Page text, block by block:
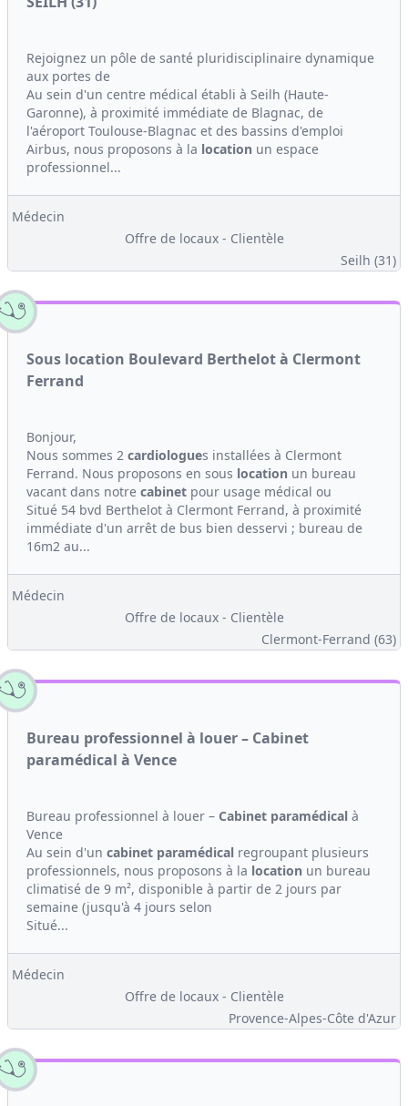
Rejoignez un pôle de santé pluridisciplinaire dynamique
aux portes de
Au sein d'un centre médical établi à Seilh (Haute-
Garonne), à proximité immédiate de Blagnac, de
l'aéroport Toulouse-Blagnac et des bassins d'emploi
Airbus, nous proposons à la location un espace
professionnel...
Médecin
Offre de locaux - Clientèle
Seilh (31)
Sous location Boulevard Berthelot à Clermont
Ferrand
Bonjour,
Nous sommes 2 cardiologues installées à Clermont
Ferrand. Nous proposons en sous location un bureau
vacant dans notre cabinet pour usage médical ou
Situé 54 bvd Berthelot à Clermont Ferrand, à proximité
immédiate d'un arrêt de bus bien desservi ; bureau de
16m2 au...
Médecin
Offre de locaux - Clientèle
Clermont-Ferrand (63)
Bureau professionnel à louer – Cabinet
paramédical à Vence
Bureau professionnel à louer – Cabinet paramédical à
Vence
Au sein d'un cabinet paramédical regroupant plusieurs
professionnels, nous proposons à la location un bureau
climatisé de 9 m², disponible à partir de 2 jours par
semaine (jusqu'à 4 jours selon
Situé...
Médecin
Offre de locaux - Clientèle
Provence-Alpes-Côte d'Azur